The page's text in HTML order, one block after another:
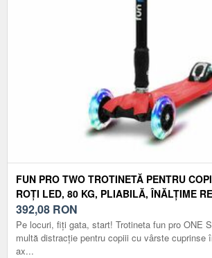
FUN PRO TWO TROTINETĂ PENTRU
ROȚI LED, 80 KG, PLIABILĂ, ÎNĂLȚIME
392,08 RON
Pe locuri, fiți gata, start! Trotineta fun pro ONE
multă distracție pentru copiii cu vârste cuprinse
ax...